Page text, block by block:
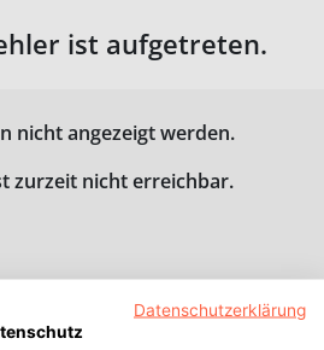
ist aufgetreten.
nicht angezeigt werden.
zurzeit nicht erreichbar.
Datenschutzerklärung